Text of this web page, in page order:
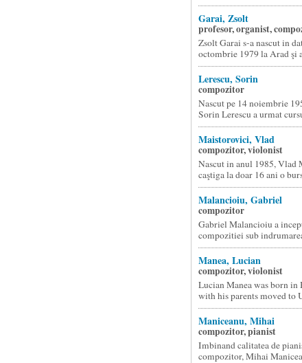
Garai, Zsolt
profesor, organist,
Zsolt Garai s-a nascut in
octombrie 1979 la Arad şi
Lerescu, Sorin
compozitor
Nascut pe 14 noiembrie
Sorin Lerescu a urmat
Maistorovici, Vlad
compozitor, violonist
Nascut in anul 1985, Vlad
caştiga la doar 16 ani o
Malancioiu, Gabriel
compozitor
Gabriel Malancioiu a
compozitiei sub
Manea, Lucian
compozitor, violonist
Lucian Manea was born in
with his parents moved to
Maniceanu, Mihai
compozitor, pianist
Imbinand calitatea de
compozitor, Mihai